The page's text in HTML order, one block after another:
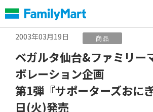
文
へ
2003年03月19日
商品
ベガルタ仙台&ファミリー
ボレーション企画
第1弾『サポーターズおに
日(火)発売